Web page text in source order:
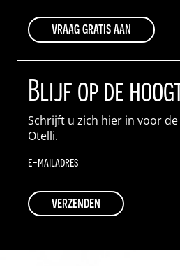
vraag gratis aan
Blijf op de
Schrijft u zich hier in voor
Otelli.